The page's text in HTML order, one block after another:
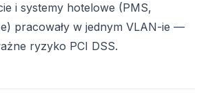
i systemy hotelowe (PMS,
pracowały w jednym VLAN-ie —
ryzyko PCI DSS.